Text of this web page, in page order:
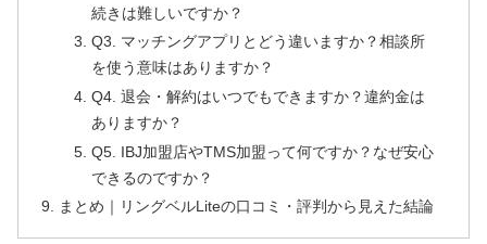
続きは難しいですか？
Q3. マッチングアプリとどう違いますか？相談所
を使う意味はありますか？
Q4. 退会・解約はいつでもできますか？違約金は
ありますか？
Q5. IBJ加盟店やTMS加盟って何ですか？なぜ安心
できるのですか？
まとめ｜リングベルLiteの口コミ・評判から見えた結論